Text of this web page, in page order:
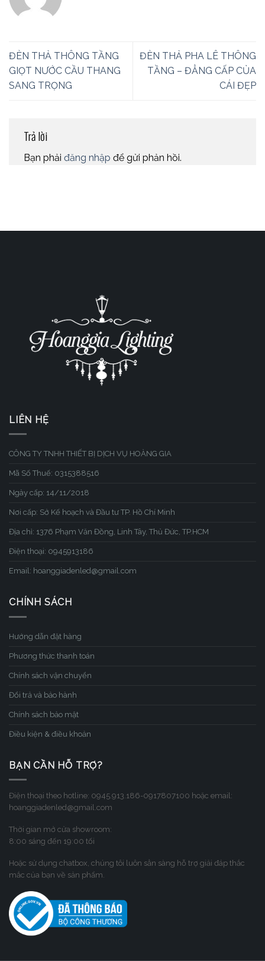
ĐÈN THẢ THÔNG TẦNG
GIỌT NƯỚC CẦU THANG
SANG TRỌNG
ĐÈN THẢ PHA LÊ THÔNG
TẦNG – ĐẲNG CẤP CỦA
CÁI ĐẸP
Trả lời
Bạn phải đăng nhập để gửi phản hồi.
LIÊN HỆ
CÔNG TY TNHH THIẾT BỊ DỊCH VỤ HOÀNG GIA
Mã Số Thuế: 0315388516
Ngày cấp: 14/11/2018
Nơi cấp: Sở Kế hoạch và Đầu tư TP. Hồ Chí Minh
Địa chỉ: 1376 Phạm Văn Đồng, Linh Tây, Thủ Đức, TP.HCM
Điện thoại: 0945913186
Email: hoanggiadenled@gmail.com
CHÍNH SÁCH
Hướng dẫn đặt hàng
Phương thức thanh toán
Chính sách vận chuyển
Đổi trả và bảo hành
Chính sách bảo mật
Điều kiện & điều khoản
BẠN CẦN HỖ TRỢ?
Điện thoại theo hotline: 0945.913.186-0917807100 hoặc email:
hoanggiadenled@gmail.com
Thời gian mở cửa showroom:
8:00 sáng đến 19:00 tối
Hoặc sử dụng chatbox, chúng tôi luôn sẳn sàng hỗ trợ giải đáp thắc
mắc của bạn về sản phẩm.